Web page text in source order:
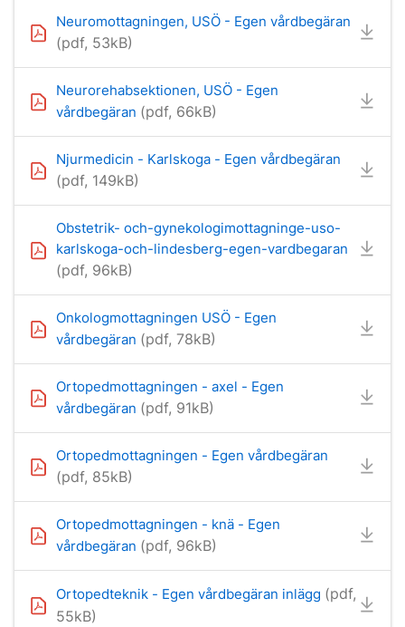
Neuromottagningen, USÖ - Egen vårdbegäran
(pdf, 53kB)
Neurorehabsektionen, USÖ - Egen
vårdbegäran (pdf, 66kB)
Njurmedicin - Karlskoga - Egen vårdbegäran
(pdf, 149kB)
Obstetrik- och-gynekologimottagninge-uso-
karlskoga-och-lindesberg-egen-vardbegaran
(pdf, 96kB)
Onkologmottagningen USÖ - Egen
vårdbegäran (pdf, 78kB)
Ortopedmottagningen - axel - Egen
vårdbegäran (pdf, 91kB)
Ortopedmottagningen - Egen vårdbegäran
(pdf, 85kB)
Ortopedmottagningen - knä - Egen
vårdbegäran (pdf, 96kB)
Ortopedteknik - Egen vårdbegäran inlägg (pdf,
55kB)